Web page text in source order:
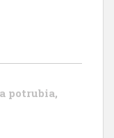
potrubia,